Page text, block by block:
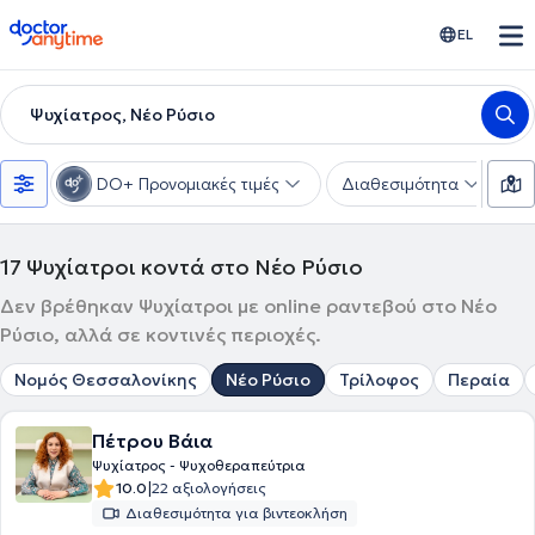
doctoranytime EL
Ψυχίατρος, Νέο Ρύσιο
DO+ Προνομιακές τιμές Διαθεσιμότητα
17 Ψυχίατροι κοντά στο Νέο Ρύσιο
Δεν βρέθηκαν Ψυχίατροι με online ραντεβού στο Νέο
Ρύσιο, αλλά σε κοντινές περιοχές.
Νομός Θεσσαλονίκης Νέο Ρύσιο Τρίλοφος Περαία
Πέτρου Βάια
Ψυχίατρος - Ψυχοθεραπεύτρια
10.0|22 αξιολογήσεις
Διαθεσιμότητα για βιντεοκλήση